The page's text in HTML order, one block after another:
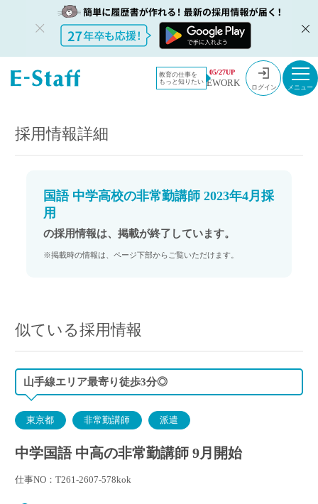
教育の仕事を
もっと知りたい
05/27UP
EWORK ログイン
教員採用情
報のイー・
採用情報
国語 中学高校の非常勤講師 2023年4月採用
採用情報詳細
国語 中学高校の非常勤講師 2023年4月採
用
の採用情報は、掲載が終了しています。
※掲載時の情報は、ページ下部からご覧いただけます。
似ている採用情報
山手線エリア最寄り徒歩3分◎
東京都 非常勤講師 派遣
中学国語 中高の非常勤講師 9月開始
仕事NO：T261-2607-578kok